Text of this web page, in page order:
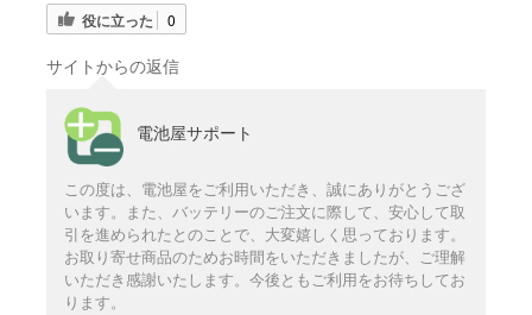
役に立った 0
サイトからの返信
電池屋サポート
この度は、電池屋をご利用いただき、誠にありがとうござ
います。また、バッテリーのご注文に際して、安心して取
引を進められたとのことで、大変嬉しく思っております。
お取り寄せ商品のためお時間をいただきましたが、ご理解
いただき感謝いたします。今後ともご利用をお待ちしてお
ります。